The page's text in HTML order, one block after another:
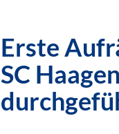
Erste
SC